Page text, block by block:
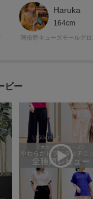
場合があります。ま
干製品と画像のカラー
／／
。
知らせ！
Haruka
164cm
阿
ビー